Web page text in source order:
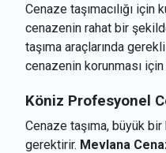
Cenaze taşımacılığı için
cenazenin rahat bir
taşıma araçlarında
cenazenin korunması için
Köniz Profesyonel
Cenaze taşıma, büyük
gerektirir. Mevlana